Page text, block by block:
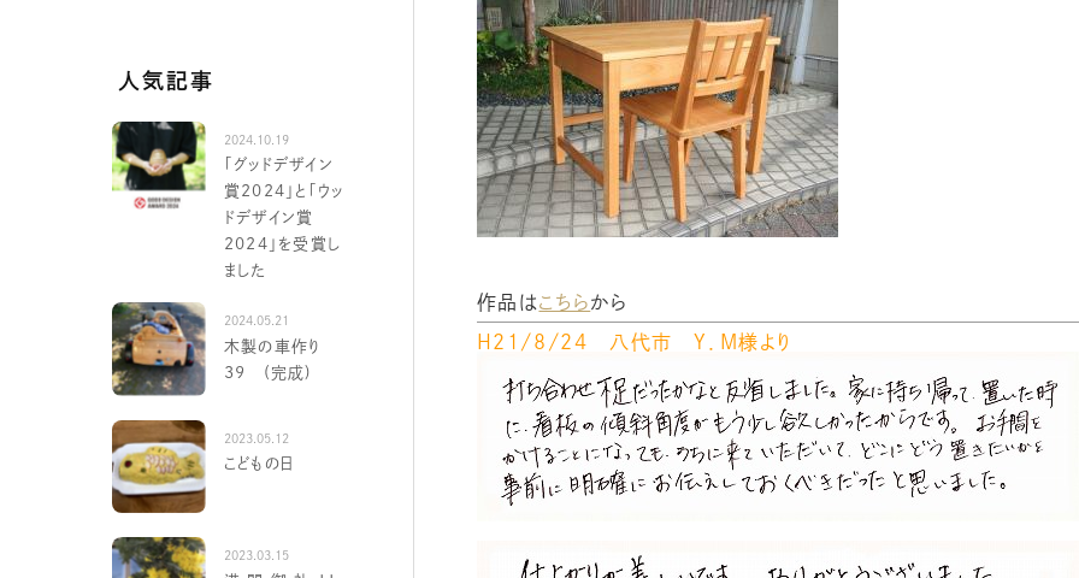
作品はこちらから
H２１/８/２４ 八代市 Y．M様より
人気記事
2024.10.19
「グッドデザイン
賞2024」と「ウッ
ドデザイン賞
2024」を受賞し
ました
2024.05.21
木製の車作り
39 (完成)
2023.05.12
こどもの日
2023.03.15